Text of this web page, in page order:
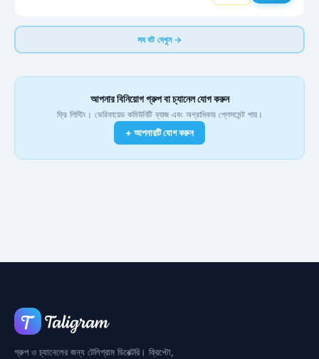
সব বট দেখুন →
আপনার বিনিয়োগ গ্রুপ বা চ্যানেল যোগ করুন
ফ্রি লিস্টিং। ভেরিফায়েড কমিউনিটি ব্যাজ এবং অগ্রাধিকার প্লেসমেন্ট পায়।
+ আপনারটি যোগ করুন
গ্রুপ ও চ্যানেলের জন্য টেলিগ্রাম ডিরেক্টরি। ক্রিপ্টো,